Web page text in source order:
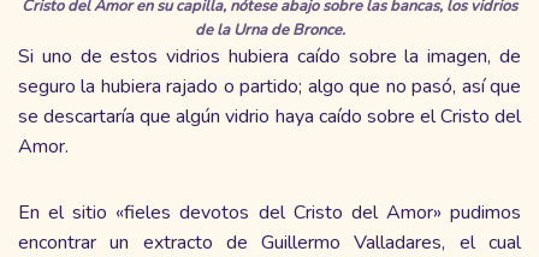
Cristo del Amor en su capilla, nótese abajo sobre las bancas, los vidrios
de la Urna de Bronce.
Si uno de estos vidrios hubiera caído sobre la imagen, de
seguro la hubiera rajado o partido; algo que no pasó, así que
se descartaría que algún vidrio haya caído sobre el Cristo del
Amor.
En el sitio «fieles devotos del Cristo del Amor» pudimos
encontrar un extracto de Guillermo Valladares, el cual